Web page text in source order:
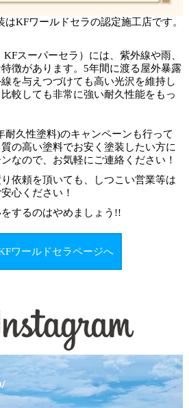
はKFワールドセラの認定施工店です。
スーパーセラ）には、紫外線や雨、
徴があります。5年間に渡る屋外暴露
を与えつづけても高い光沢を維持し
較しても非常に強い耐久性能をもっ
耐久性塗料)のキャンペーンも行って
の高い塗料でお安く塗装したい方に
なので、お気軽にご連絡ください！
依頼を頂いても、しつこい営業等は
心ください！
するのはやめましょう !!
ワールドセラページへ